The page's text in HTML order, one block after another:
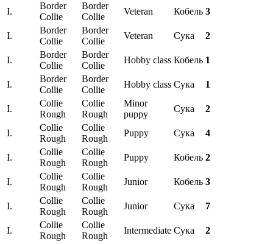
I.
Border
Collie
Border
Collie
Veteran Кобель 3
I.
Border
Collie
Border
Collie
Veteran Сука 2
I.
Border
Collie
Border
Collie
Hobby class Кобель 1
I.
Border
Collie
Border
Collie
Hobby class Сука 1
I.
Collie
Rough
Collie
Rough
Minor
puppy
Сука 2
I.
Collie
Rough
Collie
Rough
Puppy Сука 4
I.
Collie
Rough
Collie
Rough
Puppy Кобель 2
I.
Collie
Rough
Collie
Rough
Junior Кобель 3
I.
Collie
Rough
Collie
Rough
Junior Сука 7
I.
Collie
Rough
Collie
Rough
Intermediate Сука 2